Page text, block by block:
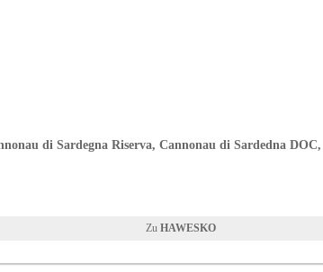
di Sardegna Riserva, Cannonau di Sardedna
HAWESKO